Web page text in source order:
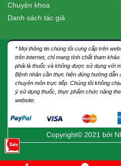
Chuyên khoa
Danh sách tác giả
* Mọi thông tin chúng tôi cung cấp trên
trên internet, chỉ mang tính chất tham
phải là thuốc và không được sử dụng với
Bệnh nhân cần thực hiện đúng hướng
chuyên môn trực tiếp. Chúng tôi không
ý sử dụng thuốc, thực phẩm chức năng
website.
Copyright© 2021 bởi